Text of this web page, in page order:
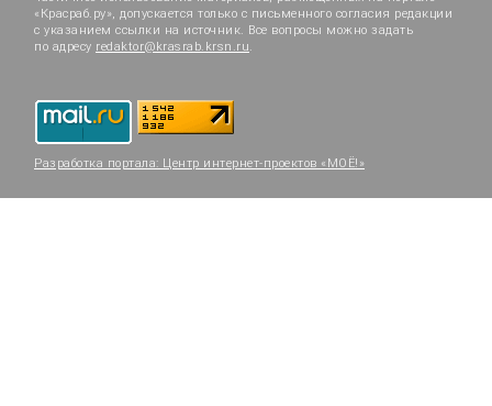
«Красраб.ру», допускается только с письменного согласия редакции
с указанием ссылки на источник. Все вопросы можно задать
по адресу redaktor@krasrab.krsn.ru.
Разработка портала: Центр интернет-проектов «МОЁ!»